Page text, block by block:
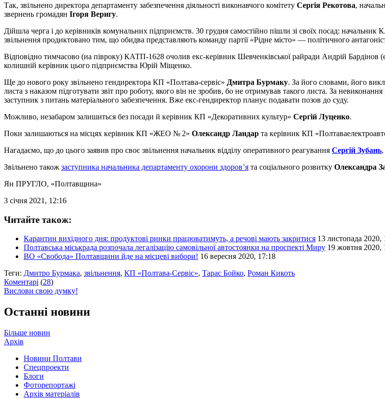
Так, звільнено директора департаменту забезпечення діяльності виконавчого комітету Сергія Рекотова,
звернень громадян Ігоря Веригу.
Дійшла черга і до керівників комунальних підприємств. 30 грудня самостійно пішли зі своїх посад:
звільнення продиктовано тим, що обидва представляють команду партії «Рідне місто» — політичного
Відповідно тимчасово (на півроку) КАТП-1628 очолив екс-керівник Шевченківської райради Андрій Бардінов
колишній керівник цього підприємства Юрій Міщенко.
Ще до нового року звільнено гендиректора КП «Полтава-сервіс» Дмитра Бурмаку. За його словами, його
листа з наказом підготувати звіт про роботу, якого він не зробив, бо не отримував такого листа. За
заступник з питань матеріального забезпечення. Вже екс-гендиректор планує подавати позов до суду.
Можливо, незабаром залишиться без посади й керівник КП «Декоративних культур» Сергій Луценко.
Поки залишаються на місцях керівник КП «ЖЕО № 2» Олександр Ландар та керівник КП
Нагадаємо, що до цього заявив про своє звільнення начальник відділу оперативного реагування Сергій Зубань
Звільнено також заступника начальника департаменту охорони здоров’я та соціального розвитку Олександра
Ян ПРУГЛО, «Полтавщина»
3 січня 2021, 12:16
Читайте також:
Карантин вихідного дня: продуктові ринки працюватимуть, а речові мають закритися 13 листопада 2020,
Полтавська міськрада розпочала легалізацію самовільної автостоянки на проспекті Миру 19 жовтня 2020,
ВО «Свобода» Полтавщини йде на місцеві вибори! 16 вересня 2020, 17:18
Теги: Дмитро Бурмака, звільнення, КП «Полтава-Сервіс», Тарас Бойко, Роман Кикоть
Коментарі (28)
Вислови свою думку!
Останні новини
Більше новин
Архів
Новини Полтави
Спецпроекти
Блоги
Фоторепортажі
Архів матеріалів